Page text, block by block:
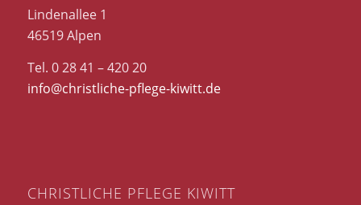
Lindenallee 1
46519 Alpen
Tel. 0 28 41 – 420 20
info@christliche-pflege-kiwitt.de
CHRISTLICHE PFLEGE KIWITT